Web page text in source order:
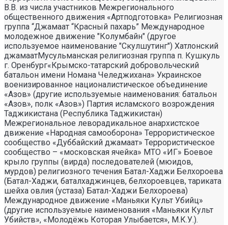
В.В. из числа участников Межрегионального
общественного движения «Артподготовка» Религиозная
группа “Джамаат “Красный пахарь” Международное
молодежное движение "Колумбайн" (другое
используемое наименование "Скулшутинг") Хатлонский
джамаатМусульманская религиозная группа п. Кушкуль
г. Оренбург«Крымско-татарский добровольческий
батальон имени Номана Челеджихана» Украинское
военизированное националистическое объединение
«Азов» (другие используемые наименования: батальон
«Азов», полк «Азов») Партия исламского возрождения
Таджикистана (Республика Таджикистан)
Межрегиональное леворадикальное анархистское
движение «Народная самооборона» Террористическое
сообщество «Дуббайский джамаат» Террористическое
сообщество – «московская ячейка» МТО «ИГ» Боевое
крыло группы (вирда) последователей (мюидов,
мурдов) религиозного течения Батал-Хаджи Белхороева
(Батал-Хаджи, баталхаджинцев, белхороевцев, тариката
шейха овлия (устаза) Батал-Хаджи Белхороева)
Международное движение «Маньяки Культ Убийц»
(другие используемые наименования «Маньяки Культ
Убийств», «Молодёжь Которая Улыбается», М.К.У.).